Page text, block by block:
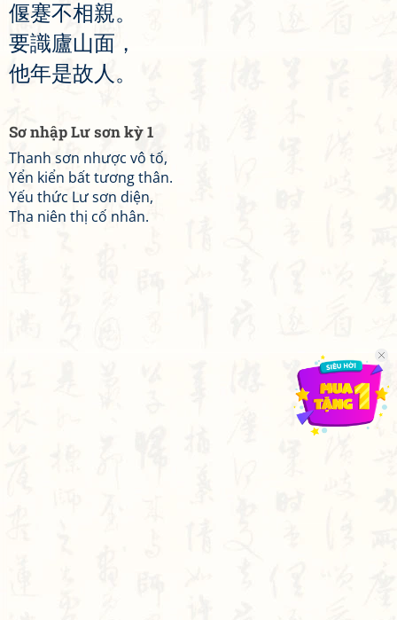
偃蹇不相親。
要識廬山面 ，
他年是故 人 。
Sơ nhập Lư sơn kỳ 1
Thanh sơn nhược vô tố,
Yển kiển bất tương thân.
Yếu thức Lư sơn diện,
Tha niên thị cố nhân.